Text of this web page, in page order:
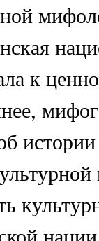
к
истории